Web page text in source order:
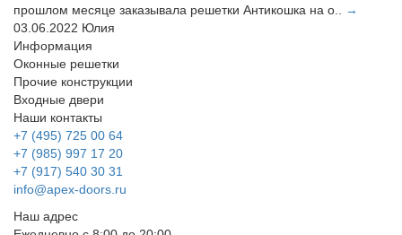
прошлом месяце заказывала решетки Антикошка на о..
→
03.06.2022 Юлия
Информация
Оконные решетки
Прочие конструкции
Входные двери
Наши контакты
+7 (495) 725 00 64
+7 (985) 997 17 20
+7 (917) 540 30 31
info@apex-doors.ru
Наш адрес